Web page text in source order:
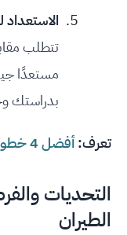
تتطلب
مستعدًا
بدراستك
تعرف:أفضل 4 خطوط طيران في المملكة العربية السعودية
التحديات
الطيران